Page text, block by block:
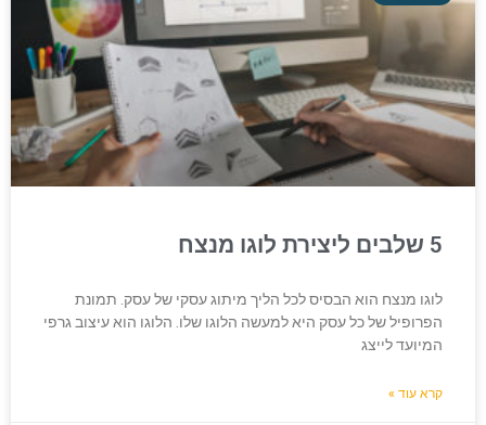
5 שלבים ליצירת לוגו מנצח
לוגו מנצח הוא הבסיס לכל הליך מיתוג עסקי של עסק. תמונת
הפרופיל של כל עסק היא למעשה הלוגו שלו. הלוגו הוא עיצוב גרפי
המיועד לייצג
קרא עוד »